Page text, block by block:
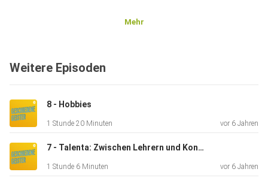
Mehr
Weitere Episoden
8 - Hobbies
1 Stunde 20 Minuten vor 6 Jahren
7 - Talenta: Zwischen Lehrern und Konzepten
1 Stunde 6 Minuten vor 6 Jahren